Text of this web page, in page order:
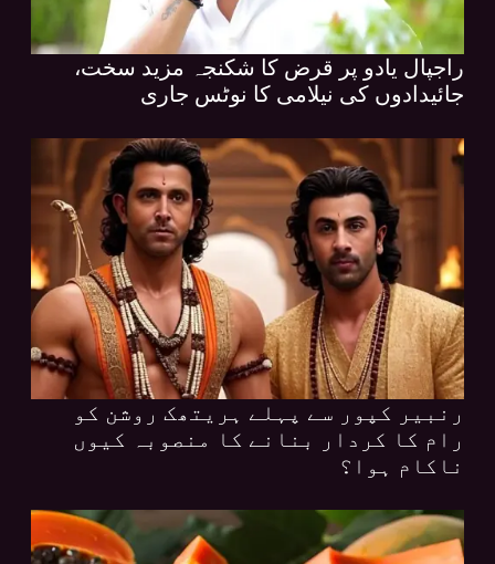
راجپال یادو پر قرض کا شکنجہ مزید سخت،
جائیدادوں کی نیلامی کا نوٹس جاری
رنبیر کپور سے پہلے ہریتھک روشن کو
رام کا کردار بنانے کا منصوبہ کیوں
ناکام ہوا؟